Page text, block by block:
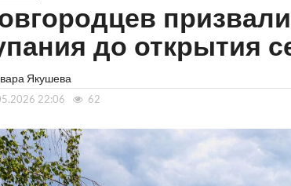
призвали
до открытия
Якушева
22:06 62